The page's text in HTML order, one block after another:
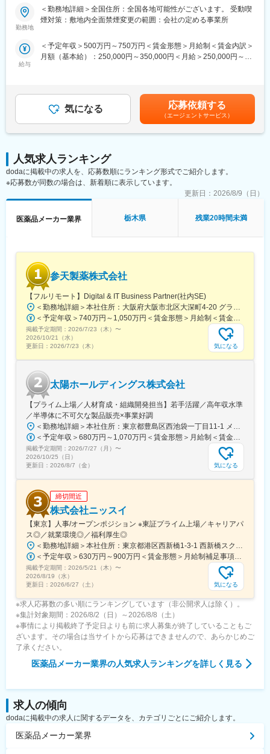
します。
新規開拓営業をお任せします。
■入社後の流れ：
配属部署にてOJTを開始し、先輩社員との商談同行や引継ぎを通
■評価制度について：
担当顧客ごとに設定された目標（売上、利益）をもとに既存先や
み内容も踏まえて評価しています。
会社全体としては、個人ごとに目標シートを作成し半期ごとにレ
ビューを行い役員との面談を実施しています。
部署や役職を問わず意見や提案が活発な社風です。新しいことへ
くりを大切にしています。
変更の範囲：会社の定める業務
品の情報提供や提案活動を行います。有効性・安全性や用法・用
量などの医薬情報を正確に伝え、適正使用を推進に努めていただ
領域以外の新薬も上市しており、腎内・循環器・婦人科など幅広
い診療科を訪問しています。
・フェインジェクト：鉄欠乏性貧血治療剤
・アコファイド：機能性ディスペプシア治療薬
■研修制度：
学びます。
・フォロー研修：配属後も複数回の研修を通して、より専門的な
知識を身につけます。
・成長支援：階層別研修、部門別研修、コンプライアンス研修等
も充実しています。
■就業環境：
・出産・育児支援制度
・資格取得支援制度
・研修支援制度
■当社の魅力：
・専門性の高さ：消化器領域に強みを持ち、国内トップクラスの
シェア
・安定した経営基盤：創業70年超、医療用医薬品とOTCの二本柱
で安定成長
・幅広い製品ラインアップ：処方薬からOTC、健康食品、化粧品
・グローバル展開：欧州・アジアを中心に海外事業を拡大
・社会貢献度の高さ：生活習慣病や消化器疾患など、人々の健康
に直結する製品を提供
・働きやすい環境：完全週休二日制、住宅補助、資格取得支援な
ど福利厚生充実
・研修制度の充実：未経験者も安心して成長できる教育体制
・長期勤続率の高さ：社員の定着率が高く、安定したキャリア形
成が可能
変更の範囲：会社の定める業務
勤務地
＜勤務地詳細＞全国住所：全国各地可能性がございます。 受動喫
煙対策：敷地内全面禁煙変更の範囲：会社の定める事業所
給与
＜予定年収＞500万円～750万円＜賃金形態＞月給制＜賃金内訳＞
月額（基本給）：250,000円～350,000円＜月給＞250,000円～
す。賃金はあくまでも目安の金額であり、選考を通じて上下する
可能性があります。月給(月額)は固定手当を含めた表記です。
気になる 応募依頼する
（エージェントサービス）
人気求人ランキング
dodaに掲載中の求人を、応募数順にランキング形式でご紹介します。
※応募数が同数の場合は、新着順に表示しています。
更新日： 2026/8/9（日）
医薬品メーカー業界 栃木県 残業20時間未満
参天製薬株式会社
【フルリモート】Digital & IT Business Partner(社内SE)
＜勤務地詳細＞本社住所：大阪府大阪市北区大深町4-20 グランフロント大阪タワーA25F勤務地最寄駅：JR各線／大阪駅受動喫煙対策：屋内全面禁煙変更の範囲：会社の定める事業所（リモートワーク含む）
＜予定年収＞740万円～1,050万円＜賃金形態＞月給制＜賃金内訳＞月額（基本給）：540,000円～770,000円＜月給＞540,000円～770,000円＜昇給有無＞有＜残業手当＞有＜給与補足＞※経験・能力等を考慮の上、当社規定により決定します。■賞与：年1回支給■基本給改定：年1回（4月）賃金はあくまでも目安の金額であり、選考を通じて上下する可能性があります。月給(月額)は固定手当を含めた表記です。
掲載予定期間： 2026/7/23（木） 〜
2026/10/21（水）
更新日： 2026/7/23（木） 気になる
太陽ホールディングス株式会社
【プライム上場／人材育成・組織開発担当】若手活躍／高年収水準
／半導体に不可欠な製品販売×事業好調
＜勤務地詳細＞本社住所：東京都豊島区西池袋一丁目11-1 メトロポリタンプラザビル16F勤務地最寄駅：各線／池袋駅受動喫煙対策：屋内全面禁煙変更の範囲：会社の定める事業所（リモートワーク含む）
＜予定年収＞680万円～1,070万円＜賃金形態＞月給制＜賃金内訳＞月額（基本給）：335,000円～530,000円＜月給＞335,000円～530,000円＜昇給有無＞有＜残業手当＞有＜給与補足＞※年収概算には想定残業時間20時間分を含む・2025年度 全社平均残業時間：20時間・残業代全額支給（管理監督職については対象外)・賞与6か月分（2025年度実績）賃金はあくまでも目安の金額であり、選考を通じて上下する可能性があります。月給(月額)は固定手当を含めた表記です。
掲載予定期間： 2026/7/27（月） 〜
2026/10/25（日）
更新日： 2026/8/7（金） 気になる
締切間近
株式会社ニッスイ
【東京】人事/オープンポジション ※東証プライム上場／キャリアパ
ス◎／就業環境◎／福利厚生◎
＜勤務地詳細＞本社住所：東京都港区西新橋1-3-1 西新橋スクエア勤務地最寄駅：東京メトロ線／内幸町駅受動喫煙対策：屋内全面禁煙変更の範囲：会社の定める事業所（リモートワーク含む）
＜予定年収＞630万円～900万円＜賃金形態＞月給制補足事項なし＜賃金内訳＞月額（基本給）：330,000円～448,000円＜月給＞330,000円～448,000円＜昇給有無＞有＜残業手当＞有＜給与補足＞※給与詳細は、経験・経歴を考慮のうえ、決定します。■賞与：年2回（6月・12月）※2026年 度見込（ 6.0ヶ月）※時間外、法定外休日勤務をした場合は30%の割増手当支給法定休日勤務の場合は、35%の割増手当支給賃金はあくまでも目安の金額であり、選考を通じて上下する可能性があります。月給(月額)は固定手当を含めた表記です。
掲載予定期間： 2026/5/21（木） 〜
2026/8/19（水）
更新日： 2026/6/27（土） 気になる
※求人応募数の多い順にランキングしています（非公開求人は除く）。
※集計対象期間：2026/8/2（日）～2026/8/8（土）
※事情により掲載終了予定日よりも前に求人募集が終了していることもご
ざいます。その場合は当サイトから応募はできませんので、あらかじめご
了承ください。
医薬品メーカー業界の人気求人ランキングを詳しく見る
求人の傾向
dodaに掲載中の求人に関するデータを、カテゴリごとにご紹介します。
医薬品メーカー業界